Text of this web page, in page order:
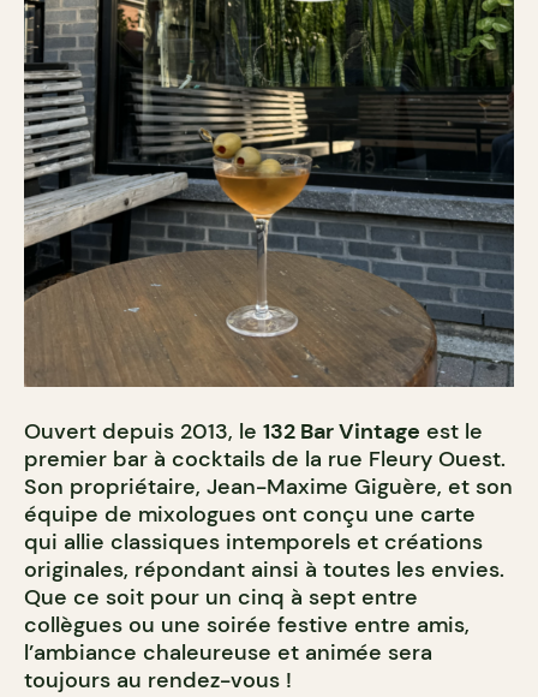
Ouvert depuis 2013, le 132 Bar Vintage est le
premier bar à cocktails de la rue Fleury Ouest.
Son propriétaire, Jean-Maxime Giguère, et son
équipe de mixologues ont conçu une carte
qui allie classiques intemporels et créations
originales, répondant ainsi à toutes les envies.
Que ce soit pour un cinq à sept entre
collègues ou une soirée festive entre amis,
l’ambiance chaleureuse et animée sera
toujours au rendez-vous !